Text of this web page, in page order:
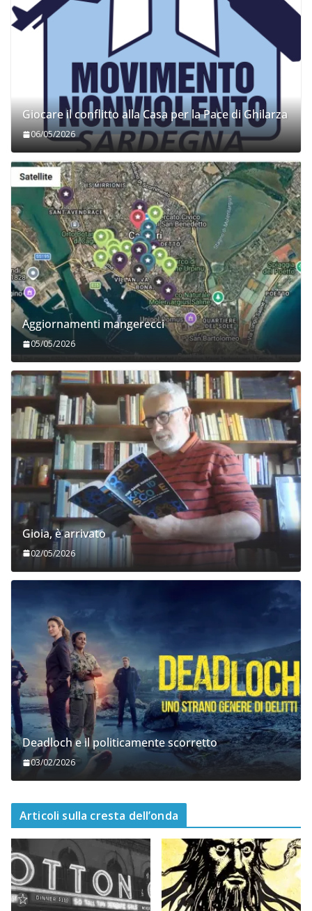
Giocare il conflitto alla Casa per la Pace di Ghilarza
06/05/2026
Aggiornamenti mangerecci
05/05/2026
Gioia, è arrivato
02/05/2026
Deadloch e il politicamente scorretto
03/02/2026
Articoli sulla cresta dell’onda